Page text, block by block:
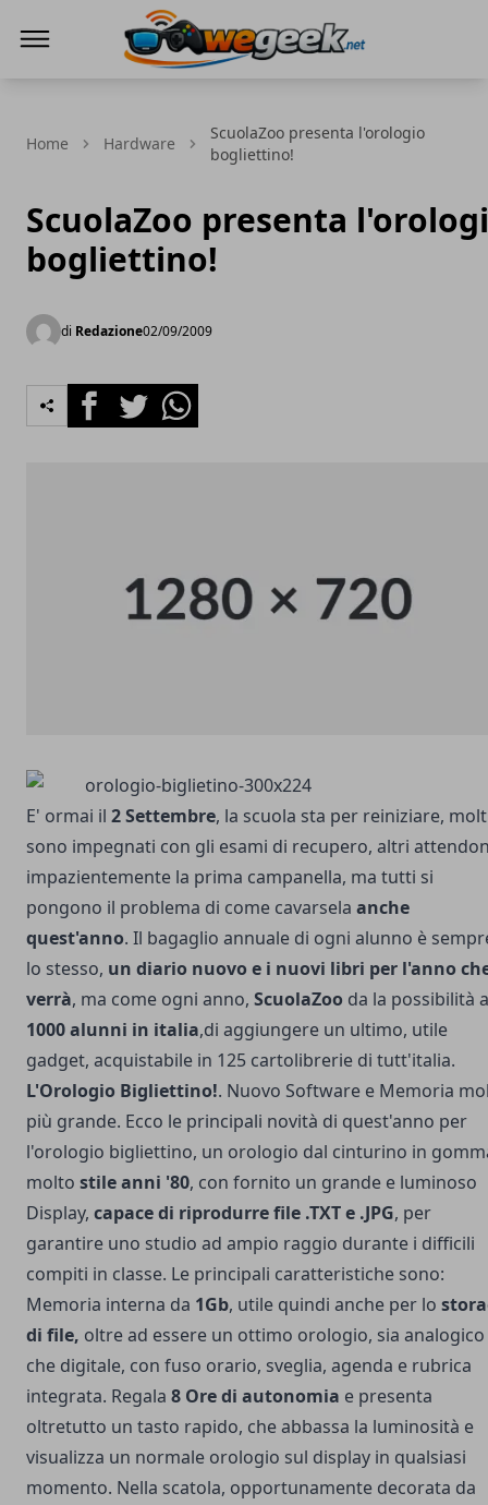
Home Hardware
ScuolaZoo presenta l'orologio
bogliettino!
ScuolaZoo presenta
bogliettino!
di Redazione02/09/2009
FacebookTwitterWhatsapp
E' ormai il 2 Settembre, la scuola sta per reiniziare,
sono impegnati con gli esami di recupero, altri
impazientemente la prima campanella, ma tutti si
pongono il problema di come cavarsela anche
quest'anno. Il bagaglio annuale di ogni alunno è
lo stesso, un diario nuovo e i nuovi libri per l'anno
verrà, ma come ogni anno, ScuolaZoo da la possibilità a
1000 alunni in italia,di aggiungere un ultimo, utile
gadget, acquistabile in 125 cartolibrerie di tutt'italia.
L'Orologio Bigliettino!. Nuovo Software e Memoria
più grande. Ecco le principali novità di quest'anno per
l'orologio bigliettino, un orologio dal cinturino in
molto stile anni '80, con fornito un grande e luminoso
Display, capace di riprodurre file .TXT e .JPG, per
garantire uno studio ad ampio raggio durante i difficili
compiti in classe. Le principali caratteristiche sono:
Memoria interna da 1Gb, utile quindi anche per lo
di file, oltre ad essere un ottimo orologio, sia analogico
che digitale, con fuso orario, sveglia, agenda e rubrica
integrata. Regala 8 Ore di autonomia e presenta
oltretutto un tasto rapido, che abbassa la luminosità e
visualizza un normale orologio sul display in qualsiasi
momento. Nella scatola, opportunamente decorata da